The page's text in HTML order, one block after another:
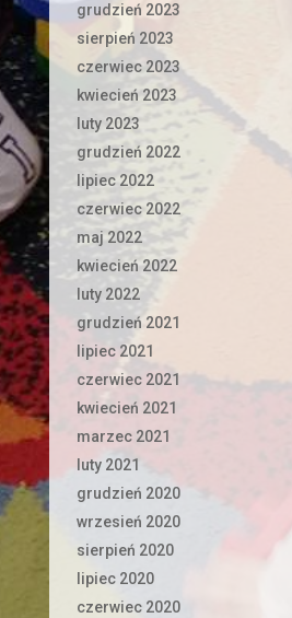
grudzień 2023
sierpień 2023
czerwiec 2023
kwiecień 2023
luty 2023
grudzień 2022
lipiec 2022
czerwiec 2022
maj 2022
kwiecień 2022
luty 2022
grudzień 2021
lipiec 2021
czerwiec 2021
kwiecień 2021
marzec 2021
luty 2021
grudzień 2020
wrzesień 2020
sierpień 2020
lipiec 2020
czerwiec 2020